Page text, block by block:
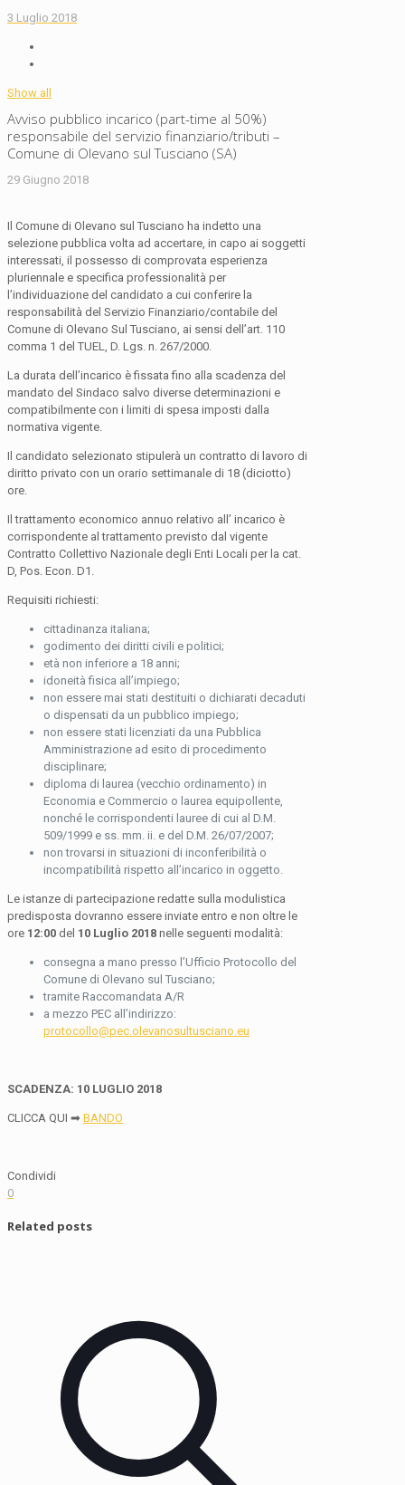
3 Luglio 2018
Show all
Avviso pubblico incarico (part-time al 50%)
responsabile del servizio finanziario/tributi –
Comune di Olevano sul Tusciano (SA)
29 Giugno 2018
Il Comune di Olevano sul Tusciano ha indetto una
selezione pubblica volta ad accertare, in capo ai soggetti
interessati, il possesso di comprovata esperienza
pluriennale e specifica professionalità per
l’individuazione del candidato a cui conferire la
responsabilità del Servizio Finanziario/contabile del
Comune di Olevano Sul Tusciano, ai sensi dell’art. 110
comma 1 del TUEL, D. Lgs. n. 267/2000.
La durata dell’incarico è fissata fino alla scadenza del
mandato del Sindaco salvo diverse determinazioni e
compatibilmente con i limiti di spesa imposti dalla
normativa vigente.
Il candidato selezionato stipulerà un contratto di lavoro di
diritto privato con un orario settimanale di 18 (diciotto)
ore.
Il trattamento economico annuo relativo all’ incarico è
corrispondente al trattamento previsto dal vigente
Contratto Collettivo Nazionale degli Enti Locali per la cat.
D, Pos. Econ. D1.
Requisiti richiesti:
cittadinanza italiana;
godimento dei diritti civili e politici;
età non inferiore a 18 anni;
idoneità fisica all’impiego;
non essere mai stati destituiti o dichiarati decaduti
o dispensati da un pubblico impiego;
non essere stati licenziati da una Pubblica
Amministrazione ad esito di procedimento
disciplinare;
diploma di laurea (vecchio ordinamento) in
Economia e Commercio o laurea equipollente,
nonché le corrispondenti lauree di cui al D.M.
509/1999 e ss. mm. ii. e del D.M. 26/07/2007;
non trovarsi in situazioni di inconferibilità o
incompatibilità rispetto all’incarico in oggetto.
Le istanze di partecipazione redatte sulla modulistica
predisposta dovranno essere inviate entro e non oltre le
ore 12:00 del 10 Luglio 2018 nelle seguenti modalità:
consegna a mano presso l’Ufficio Protocollo del
Comune di Olevano sul Tusciano;
tramite Raccomandata A/R
a mezzo PEC all’indirizzo:
protocollo@pec.olevanosultusciano.eu
SCADENZA: 10 LUGLIO 2018
CLICCA QUI ➡ BANDO
Condividi
0
Related posts